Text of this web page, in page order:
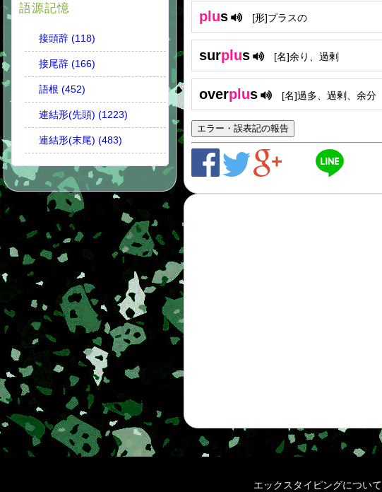
語源記憶
接頭辞 (118)
接尾辞 (166)
語根 (452)
連結形(先頭) (1223)
連結形(末尾) (483)
plus [形]プラスの
surplus [名]余り、過剰
overplus [名]過多、過剰、余分
エラー・誤表記の報告
エックスタイピングについて